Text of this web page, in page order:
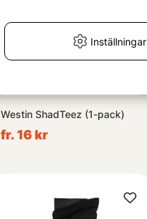
Westin ShadTeez (1-pack)
fr. 16 kr
Inställningar